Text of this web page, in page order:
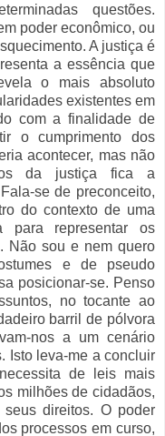
questões.
poder econômico, ou
A justiça é
a essência que
o mais absoluto
existentes em
com a finalidade de
o cumprimento dos
acontecer, mas não
da justiça fica a
se de preconceito,
do contexto de uma
para representar os
Não sou e nem quero
e de pseudo
posicionar-se. Penso
no tocante ao
barril de pólvora
nos a um cenário
Isto leva-me a concluir
de leis mais
milhões de cidadãos,
direitos. O poder
processos em curso,